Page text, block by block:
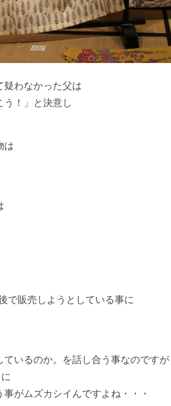
わなかった父は
う！」と決意し
は
で販売しようとしている事に
いるのか。を話し合う事なのですが
がムズカシイんですよね・・・